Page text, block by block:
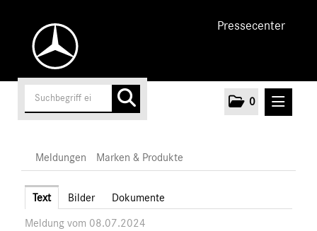
Pressecenter
0
Unternehmen
Cars
Meldungen Marken & Produkte
Text Bilder Dokumente
Meldung vom 08.07.2024